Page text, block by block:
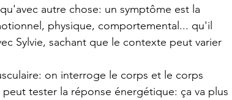
autre chose: un symptôme est la
physique, comportemental... qu'il
Sylvie, sachant que le contexte peut varier
on interroge le corps et le corps
tester la réponse énergétique: ça va plus